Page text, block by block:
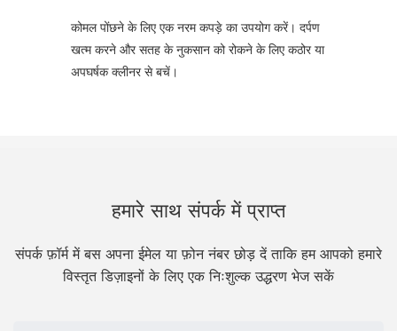
कोमल पोंछने के लिए एक नरम कपड़े का उपयोग करें। दर्पण
खत्म करने और सतह के नुकसान को रोकने के लिए कठोर या
अपघर्षक क्लीनर से बचें।
हमारे साथ संपर्क में प्राप्त
संपर्क फ़ॉर्म में बस अपना ईमेल या फ़ोन नंबर छोड़ दें ताकि हम आपको हमारे
विस्तृत डिज़ाइनों के लिए एक निःशुल्क उद्धरण भेज सकें